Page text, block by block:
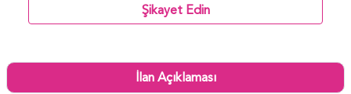
Şikayet Edin
İlan Açıklaması